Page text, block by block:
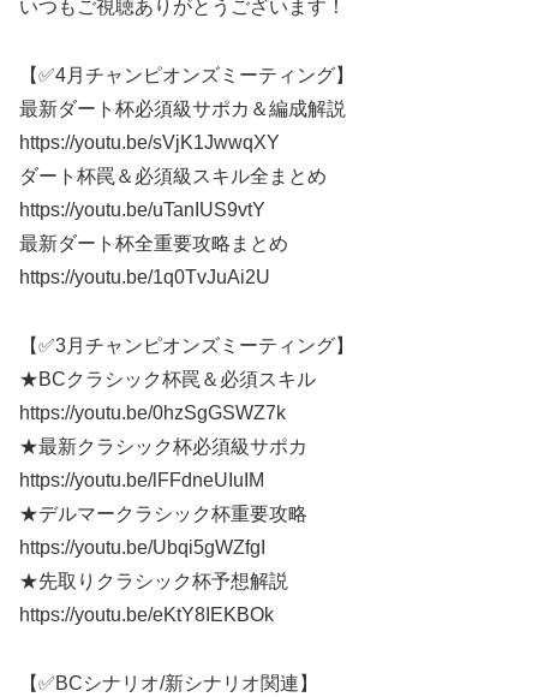
いつもご視聴ありがとうございます！
【✅4月チャンピオンズミーティング】
最新ダート杯必須級サポカ＆編成解説
https://youtu.be/sVjK1JwwqXY
ダート杯罠＆必須級スキル全まとめ
https://youtu.be/uTanIUS9vtY
最新ダート杯全重要攻略まとめ
https://youtu.be/1q0TvJuAi2U
【✅3月チャンピオンズミーティング】
★BCクラシック杯罠＆必須スキル
https://youtu.be/0hzSgGSWZ7k
★最新クラシック杯必須級サポカ
https://youtu.be/lFFdneUIuIM
★デルマークラシック杯重要攻略
https://youtu.be/Ubqi5gWZfgI
★先取りクラシック杯予想解説
https://youtu.be/eKtY8IEKBOk
【✅BCシナリオ/新シナリオ関連】